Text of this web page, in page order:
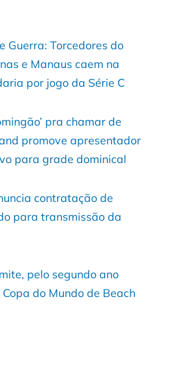
Guerra: Torcedores do
e Manaus caem na
por jogo da Série C
pra chamar de
promove apresentador
para grade dominical
contratação de
para transmissão da
pelo segundo ano
do Mundo de Beach